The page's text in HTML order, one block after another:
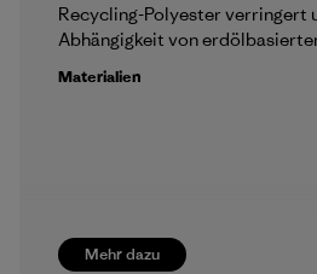
Mehr dazu
Recycling-Polyester verringert
Abhängigkeit von
Materialien